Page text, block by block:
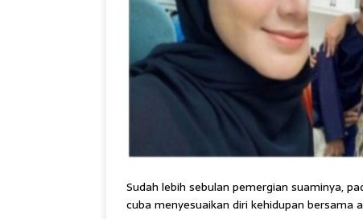
Sudah lebih sebulan pemergian suaminya,
cuba menyesuaikan diri kehidupan bersama